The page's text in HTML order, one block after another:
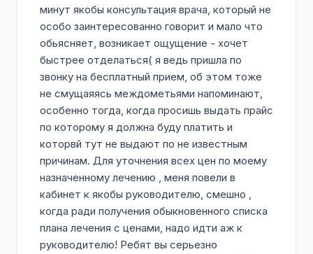
минут якобы консультация врача, который не
особо заинтересованно говорит и мало что
обьясняет, возникает ощущение - хочет
быстрее отделаться( я ведь пришла по
звонку на бесплатный прием, об этом тоже
не смущаяясь междометьями напоминают,
особенно тогда, когда просишь выдать прайс
по которому я должна буду платить и
которвй тут не выдают по не известным
причинам. Для уточнения всех цен по моему
назначенному лечению , меня повели в
кабинет к якобы руководителю, смешно ,
когда ради получения обыкновенного списка
плана лечения с ценами, надо идти аж к
руководителю! Ребят вы серьезно